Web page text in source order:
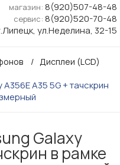
магазин: 8(920)507-48-48
сервис: 8(920)520-70-48
ул.Неделина, 32-15
Дисплеи (LCD)
A35 5G + тачскрин
Galaxy
в рамке